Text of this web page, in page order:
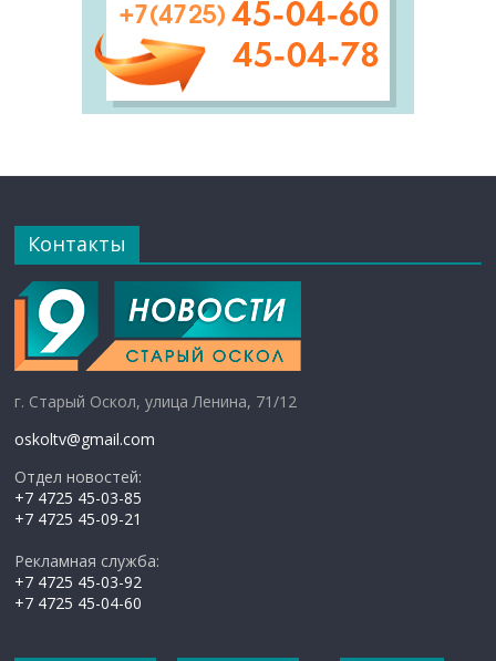
Контакты
г. Старый Оскол, улица Ленина, 71/12
oskoltv@gmail.com
Отдел новостей:
+7 4725 45-03-85
+7 4725 45-09-21
Рекламная служба:
+7 4725 45-03-92
+7 4725 45-04-60